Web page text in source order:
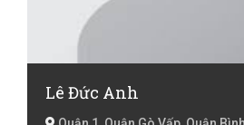
Lê Đức Anh